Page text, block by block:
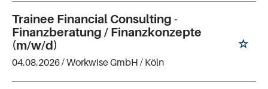
Trainee Financial Consulting -
Finanzberatung / Finanzkonzepte
(m/w/d)
04.08.2026 /Workwise GmbH / Köln